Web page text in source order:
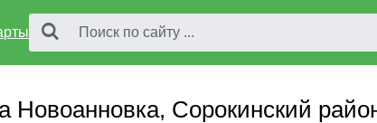
Новоанновка, Сорокинский